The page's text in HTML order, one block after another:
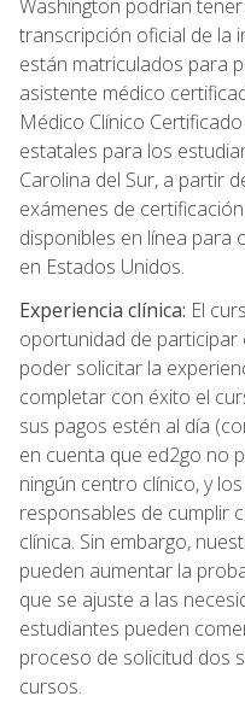
Washington podrían
transcripción oficial de la
están matriculados para
asistente médico
Médico Clínico
estatales para los
Carolina del Sur, a partir
exámenes de
disponibles en línea para
en Estados Unidos.
Experiencia clínica: El
oportunidad de participar
poder solicitar la
completar con éxito el
sus pagos estén al día
en cuenta que ed2go no
ningún centro clínico, y
responsables de cumplir
clínica. Sin embargo,
pueden aumentar la
que se ajuste a las
estudiantes pueden
proceso de solicitud dos
cursos.